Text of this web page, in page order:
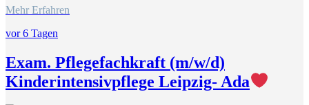
Mehr Erfahren
vor 6 Tagen
Exam. Pflegefachkraft (m/w/d)
Kinderintensivpflege Leipzig- Ada